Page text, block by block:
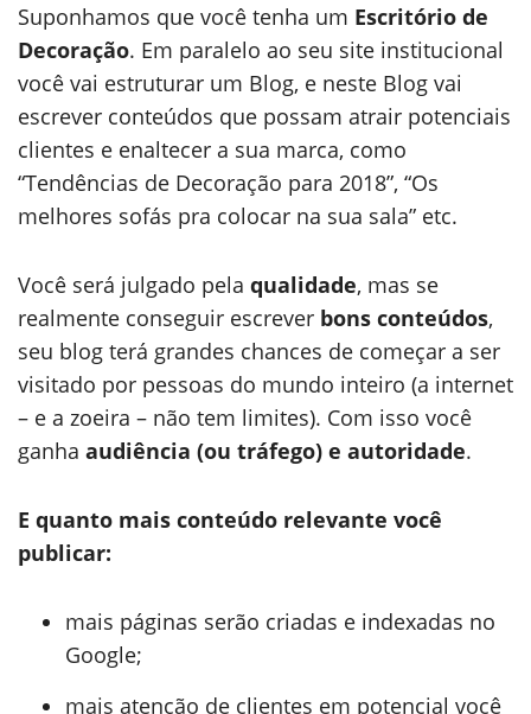
Suponhamos que você tenha um Escritório de
Decoração. Em paralelo ao seu site institucional
você vai estruturar um Blog, e neste Blog vai
escrever conteúdos que possam atrair potenciais
clientes e enaltecer a sua marca, como
“Tendências de Decoração para 2018”, “Os
melhores sofás pra colocar na sua sala” etc.
Você será julgado pela qualidade, mas se
realmente conseguir escrever bons conteúdos,
seu blog terá grandes chances de começar a ser
visitado por pessoas do mundo inteiro (a internet
– e a zoeira – não tem limites). Com isso você
ganha audiência (ou tráfego) e autoridade.
E quanto mais conteúdo relevante você
publicar:
mais páginas serão criadas e indexadas no
Google;
mais atenção de clientes em potencial você